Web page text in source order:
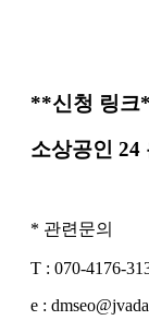
**신청 링크
소상공인 24
* 관련문의
T : 070-4176-
e :